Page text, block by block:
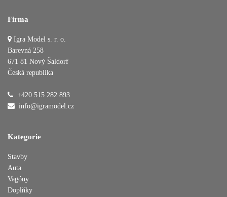
Firma
Igra Model s. r. o.
Barevná 258
671 81 Nový Šaldorf
Česká republika
+420 515 282 893
info@igramodel.cz
Kategorie
Stavby
Auta
Vagóny
Doplňky